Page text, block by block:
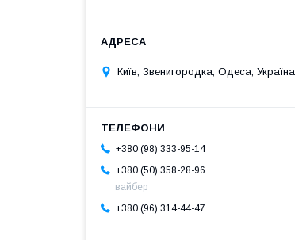
Київ, Звенигородка, Одеса, Україна
+380 (98) 333-95-14
+380 (50) 358-28-96
вайбер
+380 (96) 314-44-47